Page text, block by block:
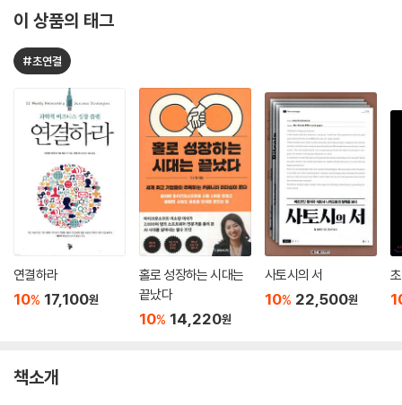
이 상품의 태그
#초연결
연결하라
10% 17,100원
홀로 성장하는 시대는
끝났다
10% 14,220원
사토시의 서
10% 22,500원
책소개